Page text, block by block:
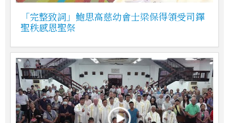
「完整致詞」鮑思高慈幼會士梁保得領受司鐸
聖秩感恩聖祭